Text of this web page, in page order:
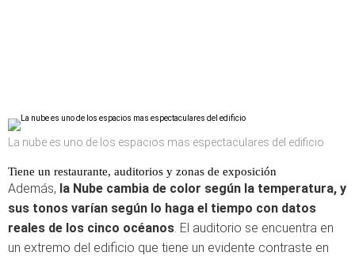
La nube es uno de los espacios mas espectaculares del edificio
Tiene un restaurante, auditorios y zonas de exposición
Además, la Nube cambia de color según la temperatura, y
sus tonos varían según lo haga el tiempo con datos
reales de los cinco océanos. El auditorio se encuentra en
un extremo del edificio que tiene un evidente contraste en